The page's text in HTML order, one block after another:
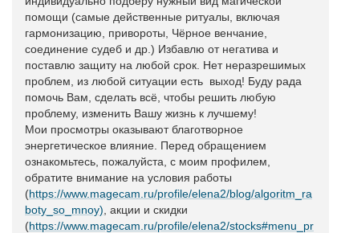
помощи (самые действенные ритуалы, включая
гармонизацию, привороты, Чёрное венчание,
соединение судеб и др.) Избавлю от негатива и
поставлю защиту на любой срок. Нет неразрешимых
проблем, из любой ситуации есть выход! Буду рада
помочь Вам, сделать всё, чтобы решить любую
проблему, изменить Вашу жизнь к лучшему!
Мои просмотры оказывают благотворное
энергетическое влияние. Перед обращением
ознакомьтесь, пожалуйста, с моим профилем,
обратите внимание на условия работы
(https://www.magecam.ru/profile/elena2/blog/algoritm_ra
boty_so_mnoy) , акции и скидки
(https://www.magecam.ru/profile/elena2/stocks#menu_pr